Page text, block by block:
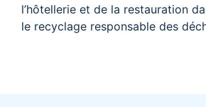
l’hôtellerie et de la restauration
le recyclage responsable des